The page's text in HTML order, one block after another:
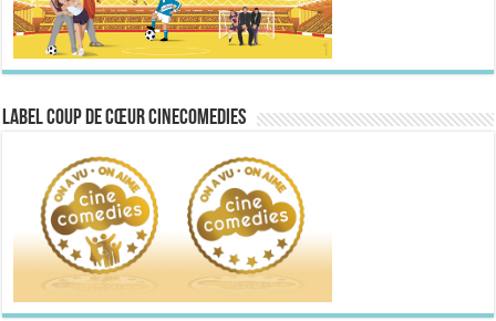
Label Coup de Cœur CineComedies